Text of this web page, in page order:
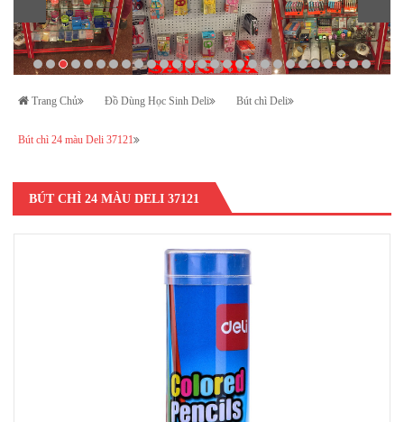
Trang Chủ Đồ Dùng Học Sinh Deli Bút chì Deli
Bút chì 24 màu Deli 37121
BÚT CHÌ 24 MÀU DELI 37121